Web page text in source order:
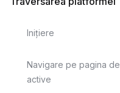
Inițiere
Navigare pe pagina de
active